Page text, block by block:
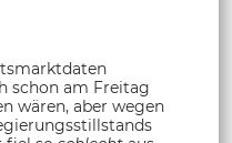
schon am Freitag
wären, aber wegen